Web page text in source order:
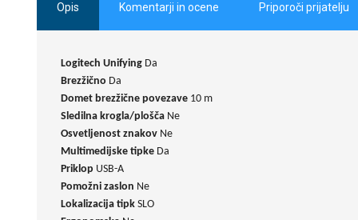
Opis
Komentarji in ocene Priporoči prijatelju
Logitech Unifying Da
Brezžično Da
Domet brezžične povezave 10 m
Sledilna krogla/plošča Ne
Osvetljenost znakov Ne
Multimedijske tipke Da
Priklop USB-A
Pomožni zaslon Ne
Lokalizacija tipk SLO